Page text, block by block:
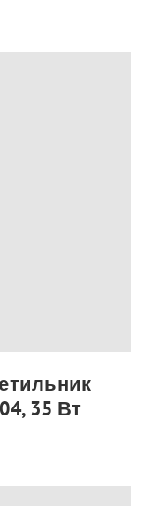
35 Вт